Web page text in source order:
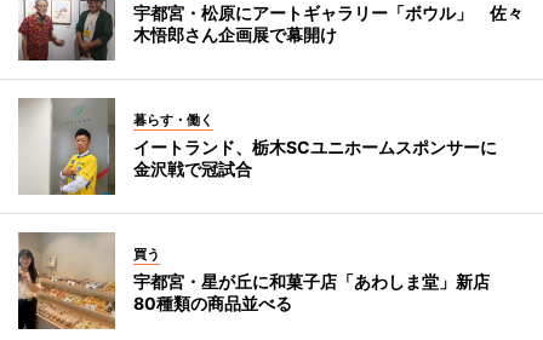
宇都宮・松原にアートギャラリー「ボウル」 佐々
木悟郎さん企画展で幕開け
暮らす・働く
イートランド、栃木SCユニホームスポンサーに
金沢戦で冠試合
買う
宇都宮・星が丘に和菓子店「あわしま堂」新店
80種類の商品並べる